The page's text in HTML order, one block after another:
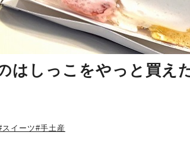
はしっこをやっと買え
スイーツ#手土産